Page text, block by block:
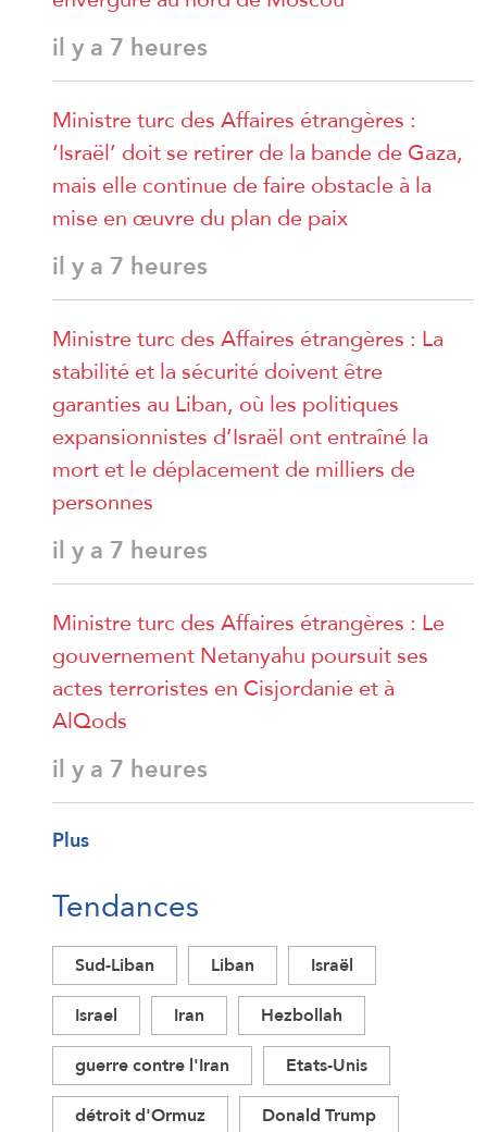
il y a 7 heures
Ministre turc des Affaires étrangères :
‘Israël’ doit se retirer de la bande de Gaza,
mais elle continue de faire obstacle à la
mise en œuvre du plan de paix
il y a 7 heures
Ministre turc des Affaires étrangères : La
stabilité et la sécurité doivent être
garanties au Liban, où les politiques
expansionnistes d’Israël ont entraîné la
mort et le déplacement de milliers de
personnes
il y a 7 heures
Ministre turc des Affaires étrangères : Le
gouvernement Netanyahu poursuit ses
actes terroristes en Cisjordanie et à
AlQods
il y a 7 heures
Plus
Tendances
Sud-Liban Liban
Israël
Israel
Iran
Hezbollah
guerre contre l'Iran
Etats-Unis
détroit d'Ormuz
Donald Trump